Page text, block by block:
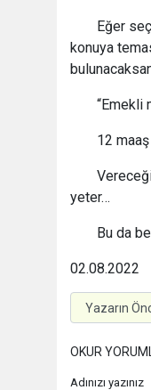
Eğer
konuya
“Emekli
12
yeter…
Bu da
02.08.2022
OKUR
Adınızı yazınız